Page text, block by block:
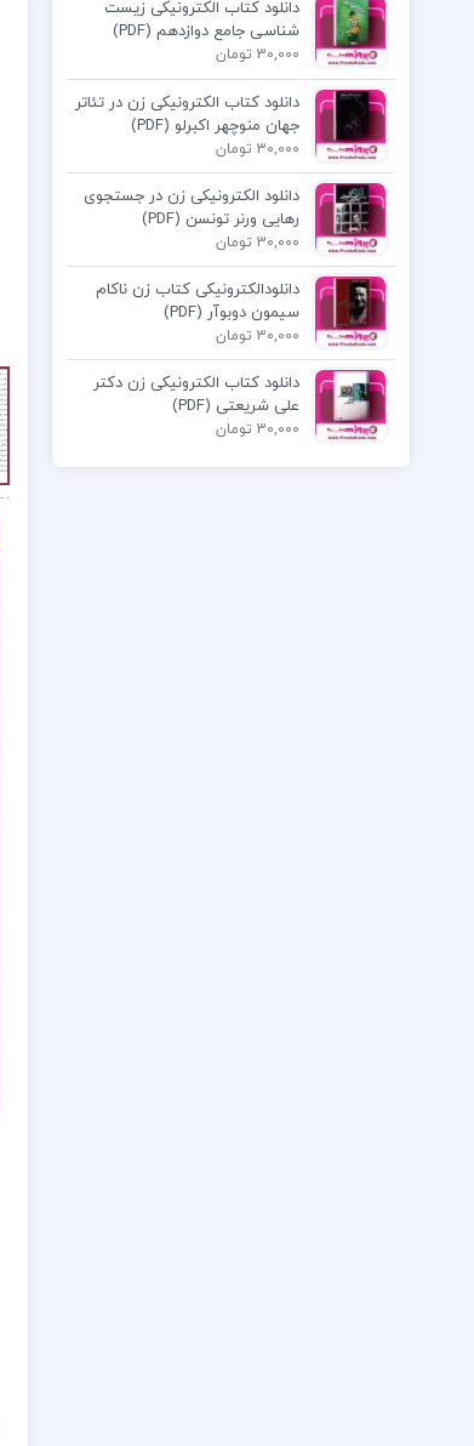
دانلود کتاب الکترونیکی زیست
شناسی جامع دوازدهم (PDF)
30,000 تومان
دانلود کتاب الکترونیکی زن در تئاتر
جهان منوچهر اکبرلو (PDF)
30,000 تومان
دانلود الکترونیکی زن در جستجوی
رهایی ورنر تونسن (PDF)
30,000 تومان
دانلودالکترونیکی کتاب زن ناکام
سیمون دوبوآر (PDF)
30,000 تومان
دانلود کتاب الکترونیکی زن دکتر
علی شریعتی (PDF)
30,000 تومان